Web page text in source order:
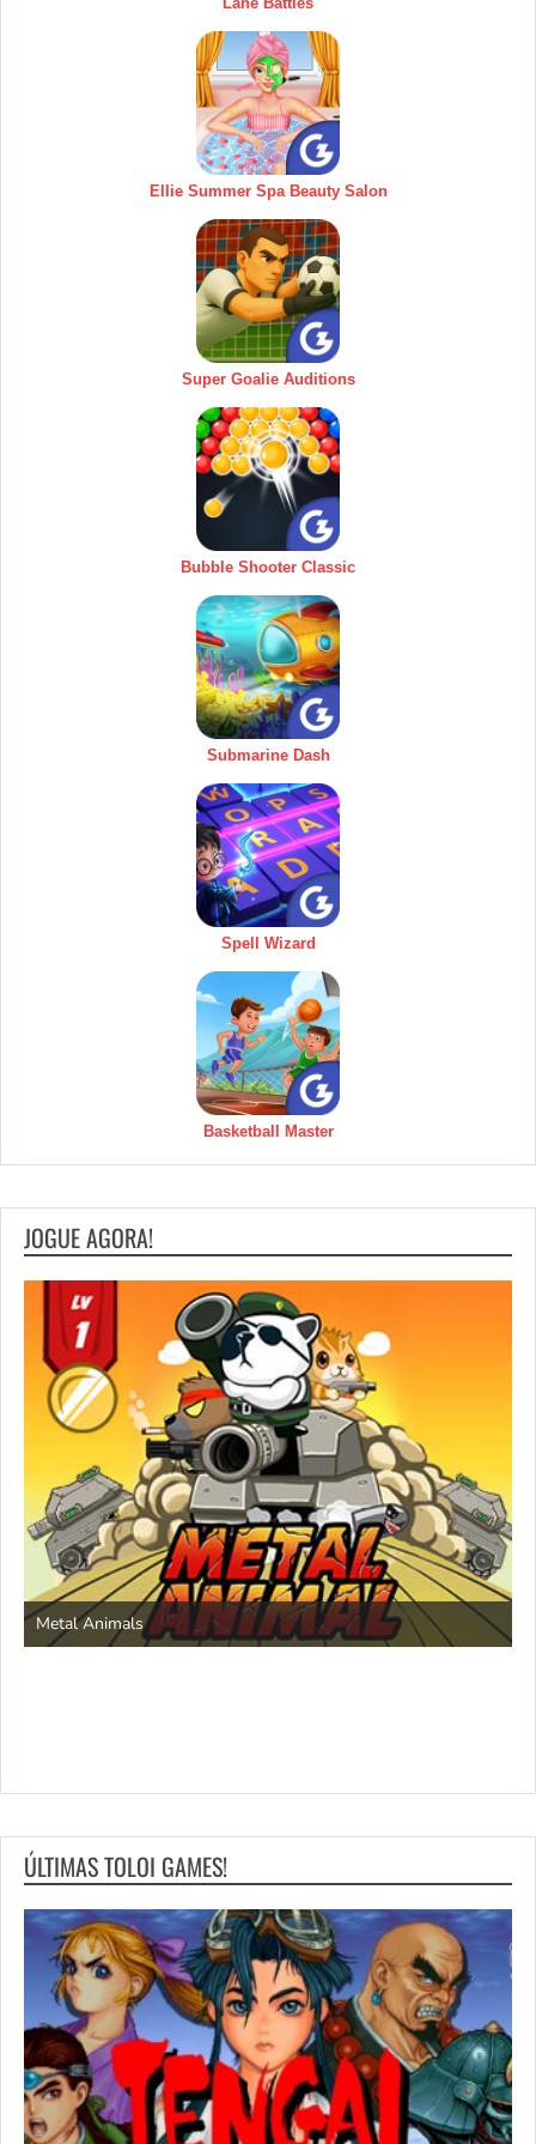
Ellie Summer Spa Beauty Salon
Super Goalie Auditions
Bubble Shooter Classic
Submarine Dash
Spell Wizard
Basketball Master
JOGUE AGORA!
Metal Animals
ÚLTIMAS TOLOI GAMES!